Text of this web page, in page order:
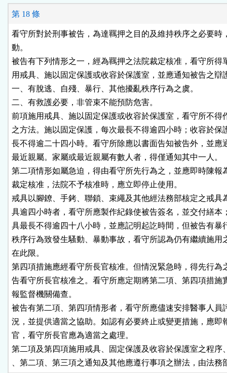
第 18 條
看守所對於刑事被告，為達羈押之目的及維持秩序之必要時
動。
被告有下列情形之一，經為羈押之法院裁定核准，看守所得
用戒具、施以固定保護或收容於保護室，並應通知被告之辯
一、有脫逃、自殘、暴行、其他擾亂秩序行為之虞。
二、有救護必要，非管束不能預防危害。
前項施用戒具、施以固定保護或收容於保護室，看守所不得
之方法。施以固定保護，每次最長不得逾四小時；收容於保
長不得逾二十四小時。看守所除應以書面告知被告外，並應
最近親屬。家屬或最近親屬有數人者，得僅通知其中一人。
第二項情形如屬急迫，得由看守所先行為之，並應即時陳報
裁定核准，法院不予核准時，應立即停止使用。
戒具以腳鐐、手銬、聯鎖、束繩及其他經法務部核定之戒具
具逾四小時者，看守所應製作紀錄使被告簽名，並交付繕本
具最長不得逾四十八小時，並應記明起訖時間，但被告有暴
秩序行為致發生騷動、暴動事故，看守所認為仍有繼續施用
在此限。
第四項措施應經看守所長官核准。但情況緊急時，得先行為
告看守所長官核准之。看守所應定期將第二項、第四項措施
報監督機關備查。
被告有第二項、第四項情形者，看守所應儘速安排醫事人員
況，並提供適當之協助。如認有必要終止或變更措施，應即
官，看守所長官應為適當之處理。
第二項及第四項施用戒具、固定保護及收容於保護室之程序
、第二項、第三項之通知及其他應遵行事項之辦法，由法務